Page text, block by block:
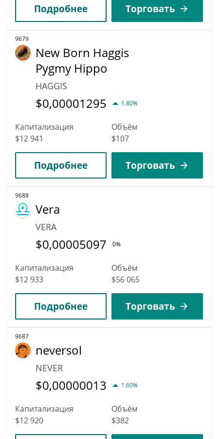
Подробнее Торговать
9679
New Born Haggis
Pygmy Hippo
HAGGIS
$0,00001295 1.80%
Капитализация
$12 941
Объём
$107
Подробнее Торговать
9688
Vera
VERA
$0,00005097 0%
Капитализация
$12 933
Объём
$56 065
Подробнее Торговать
9687
neversol
NEVER
$0,00000013 1.60%
Капитализация
$12 920
Объём
$382